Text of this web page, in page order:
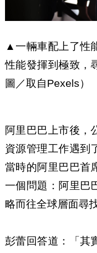
▲一輛車配上了性
性能發揮到極致，
圖／取自Pexels）
阿里巴巴上市後，
資源管理工作遇到
當時的阿里巴巴首
一個問題：阿里巴
略而往全球層面尋
彭蕾回答道：「其